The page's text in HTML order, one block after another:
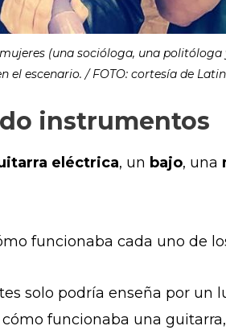
(una socióloga, una
el escenario. / FOTO: cortesía de
instrumentos
eléctrica, un bajo, una
funcionaba cada uno de
solo podría enseña por un
funcionaba una